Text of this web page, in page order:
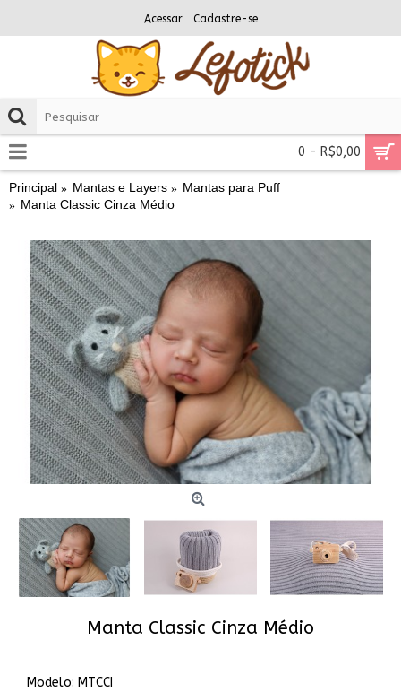
Acessar Cadastre-se
0 - R$0,00
Principal Mantas e Layers
Mantas para Puff
Manta Classic Cinza Médio
Manta Classic Cinza Médio
Modelo: MTCCI